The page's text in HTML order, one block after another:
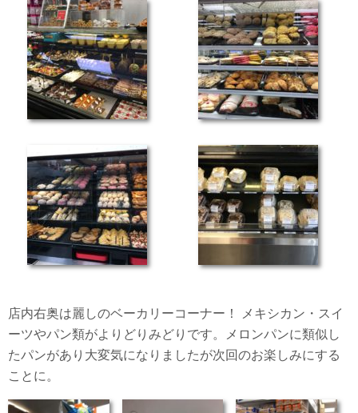
店内右奥は麗しのベーカリーコーナー！ メキシカン・スイ
ーツやパン類がよりどりみどりです。メロンパンに類似し
たパンがあり大変気になりましたが次回のお楽しみにする
ことに。